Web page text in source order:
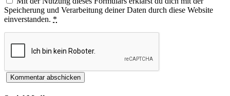
Speicherung und Verarbeitung deiner Daten durch diese Website
einverstanden. *